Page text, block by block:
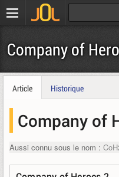
Company of
Article Historique
Company of
Aussi connu sous le nom :